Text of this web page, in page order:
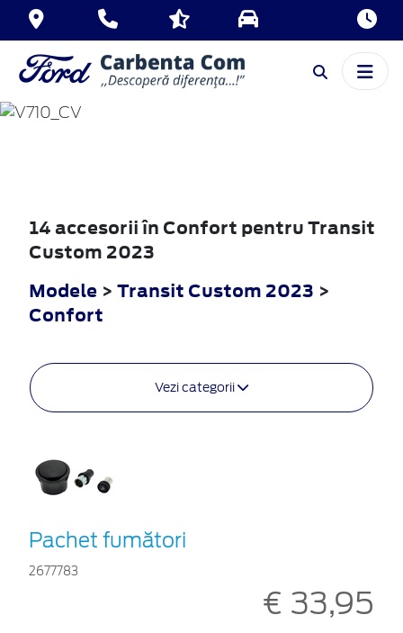
TRANSIT
CUSTOM
14 accesorii în Confort pentru Transit
Custom 2023
Modele > Transit Custom 2023 >
Confort
Vezi categorii
Pachet fumători
2677783
€ 33,95